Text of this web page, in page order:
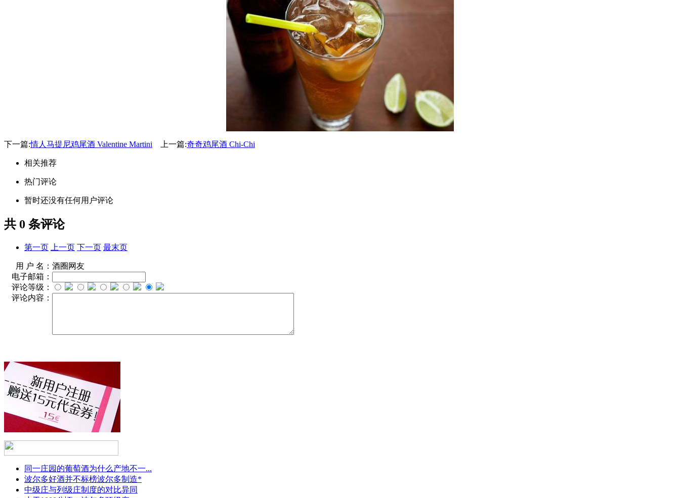
下一篇:情人马提尼鸡尾酒 Valentine Martini 上一篇:奇奇鸡尾酒 Chi-Chi
相关推荐
热门评论
暂时还没有任何用户评论
共 0 条评论
第一页 上一页 下一页 最末页
用 户 名： 酒圈网友
电子邮箱：
评论等级：
评论内容：
同一庄园的葡萄酒为什么产地不一...
波尔多好酒并不标榜波尔多制造*
中级庄与列级庄制度的对比异同